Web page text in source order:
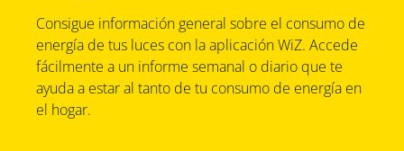
Consigue información general sobre el consumo de
energía de tus luces con la aplicación WiZ. Accede
fácilmente a un informe semanal o diario que te
ayuda a estar al tanto de tu consumo de energía en
el hogar.